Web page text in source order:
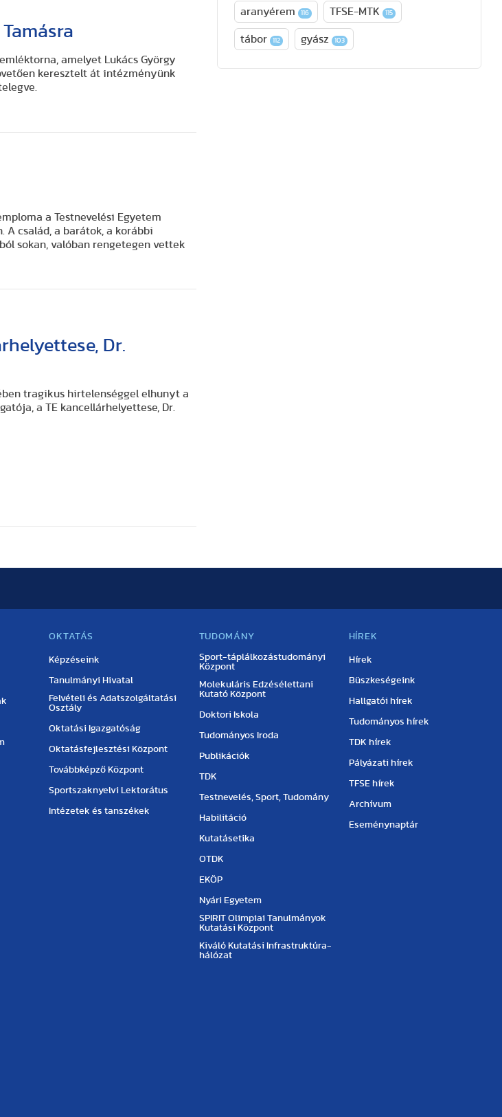
amelyet Lukács György
keresztelt át intézményünk
a Testnevelési Egyetem
A család, a barátok, a korábbi
sokan, valóban rengetegen vettek
Dr.
tragikus hirtelenséggel elhunyt a
a TE kancellárhelyettese, Dr.
aranyérem 116 TFSE-MTK 115
tábor 112 gyász 103
OKTATÁS
Képzéseink
Tanulmányi Hivatal
Felvételi és Adatszolgáltatási
Osztály
Oktatási Igazgatóság
Oktatásfejlesztési Központ
Továbbképző Központ
Sportszaknyelvi Lektorátus
Intézetek és tanszékek
TUDOMÁNY
Sport-táplálkozástudományi
Központ
Molekuláris Edzésélettani
Kutató Központ
Doktori Iskola
Tudományos Iroda
Publikációk
TDK
Testnevelés, Sport, Tudomány
Habilitáció
Kutatásetika
OTDK
EKÖP
Nyári Egyetem
SPIRIT Olimpiai Tanulmányok
Kutatási Központ
Kiváló Kutatási Infrastruktúra-
hálózat
HÍREK
Hírek
Büszkeségeink
Hallgatói hírek
Tudományos hírek
TDK hírek
Pályázati hírek
TFSE hírek
Archívum
Eseménynaptár